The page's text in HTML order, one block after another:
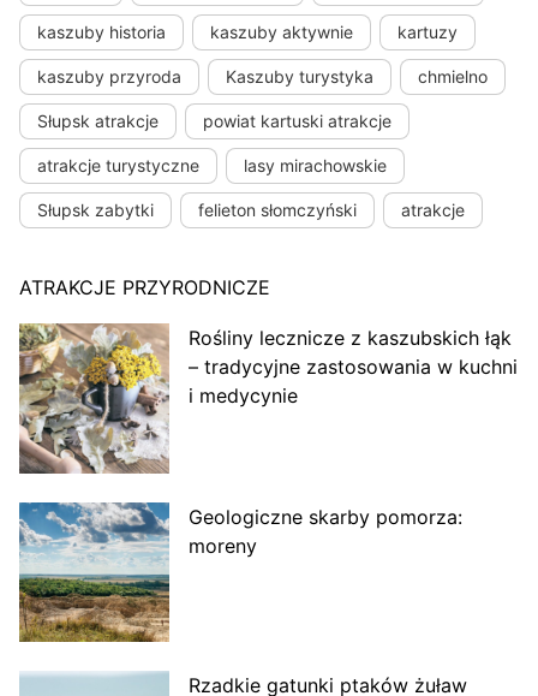
kaszuby historia kaszuby aktywnie kartuzy
kaszuby przyroda Kaszuby turystyka chmielno
Słupsk atrakcje powiat kartuski atrakcje
atrakcje turystyczne lasy mirachowskie
Słupsk zabytki felieton słomczyński atrakcje
ATRAKCJE PRZYRODNICZE
Rośliny lecznicze z kaszubskich łąk
– tradycyjne zastosowania w kuchni
i medycynie
Geologiczne skarby pomorza:
moreny
Rzadkie gatunki ptaków żuław